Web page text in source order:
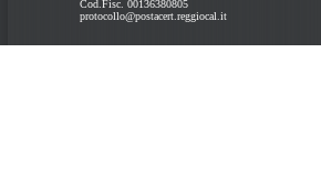
Cod.Fisc. 00136380805
protocollo@postacert.reggiocal.it